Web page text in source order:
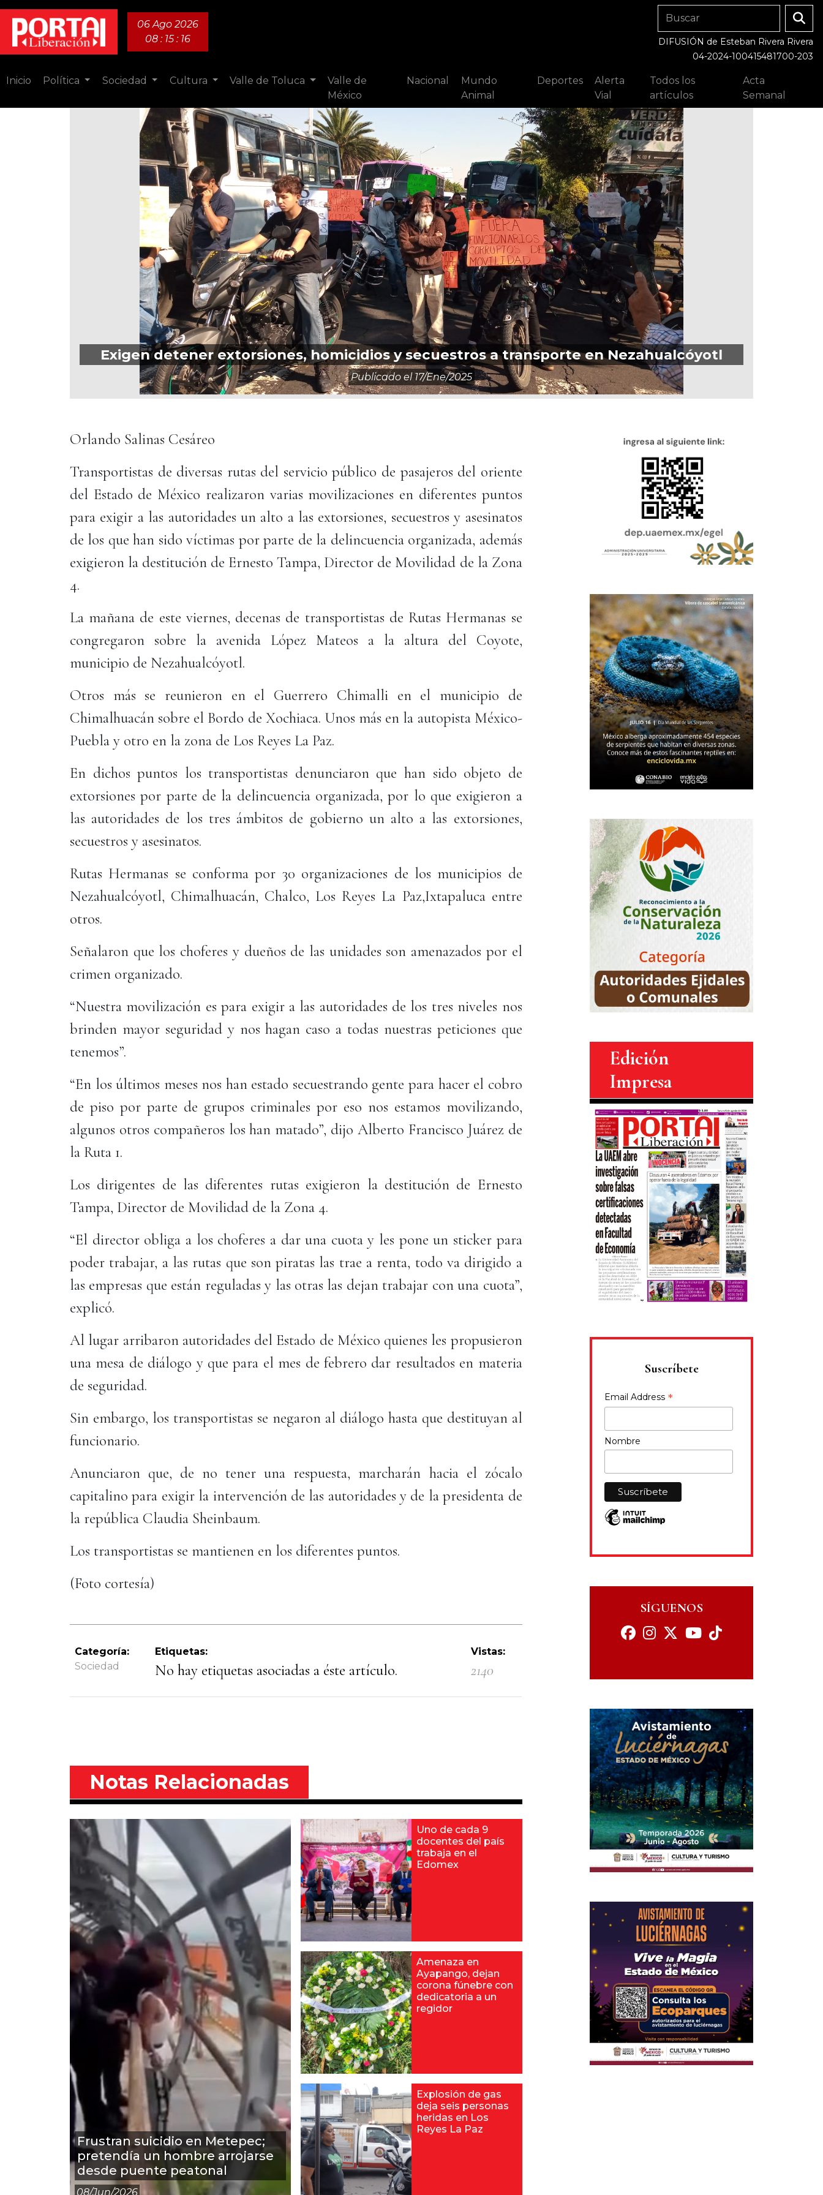
06 Ago 2026
08 : 15 : 17
DIFUSIÓN de Esteban Rivera Rivera
04-2024-100415481700-203
Inicio Política Sociedad Cultura Valle de Toluca
Valle de
México
Nacional
Mundo
Animal
Deportes
Alerta
Vial
Todos los
artículos
Acta
Semanal
Exigen detener extorsiones, homicidios y secuestros a transporte en Nezahualcóyotl
Publicado el17/ene/2025
Orlando Salinas Cesáreo
Transportistas de diversas rutas del servicio público de pasajeros del oriente
del Estado de México realizaron varias movilizaciones en diferentes puntos
para exigir a las autoridades un alto a las extorsiones, secuestros y asesinatos
de los que han sido víctimas por parte de la delincuencia organizada, además
exigieron la destitución de Ernesto Tampa, Director de Movilidad de la Zona
4.
La mañana de este viernes, decenas de transportistas de Rutas Hermanas se
congregaron sobre la avenida López Mateos a la altura del Coyote,
municipio de Nezahualcóyotl.
Otros más se reunieron en el Guerrero Chimalli en el municipio de
Chimalhuacán sobre el Bordo de Xochiaca. Unos más en la autopista México-
Puebla y otro en la zona de Los Reyes La Paz.
En dichos puntos los transportistas denunciaron que han sido objeto de
extorsiones por parte de la delincuencia organizada, por lo que exigieron a
las autoridades de los tres ámbitos de gobierno un alto a las extorsiones,
secuestros y asesinatos.
Rutas Hermanas se conforma por 30 organizaciones de los municipios de
Nezahualcóyotl, Chimalhuacán, Chalco, Los Reyes La Paz,Ixtapaluca entre
otros.
Señalaron que los choferes y dueños de las unidades son amenazados por el
crimen organizado.
“Nuestra movilización es para exigir a las autoridades de los tres niveles nos
brinden mayor seguridad y nos hagan caso a todas nuestras peticiones que
tenemos”.
“En los últimos meses nos han estado secuestrando gente para hacer el cobro
de piso por parte de grupos criminales por eso nos estamos movilizando,
algunos otros compañeros los han matado”, dijo Alberto Francisco Juárez de
la Ruta 1.
Los dirigentes de las diferentes rutas exigieron la destitución de Ernesto
Tampa, Director de Movilidad de la Zona 4.
“El director obliga a los choferes a dar una cuota y les pone un sticker para
poder trabajar, a las rutas que son piratas las trae a renta, todo va dirigido a
las empresas que están reguladas y las otras las dejan trabajar con una cuota”,
explicó.
Al lugar arribaron autoridades del Estado de México quienes les propusieron
una mesa de diálogo y que para el mes de febrero dar resultados en materia
de seguridad.
Sin embargo, los transportistas se negaron al diálogo hasta que destituyan al
funcionario.
Anunciaron que, de no tener una respuesta, marcharán hacia el zócalo
capitalino para exigir la intervención de las autoridades y de la presidenta de
la república Claudia Sheinbaum.
Los transportistas se mantienen en los diferentes puntos.
(Foto cortesía)
Categoría:
Sociedad
Etiquetas:
No hay etiquetas asociadas a éste artículo.
Vistas:
2140
Notas Relacionadas
Frustran suicidio en Metepec;
pretendía un hombre arrojarse
desde puente peatonal
08/jun/2026
Uno de cada 9
docentes del país
trabaja en el
Edomex
Amenaza en
Ayapango, dejan
corona fúnebre con
dedicatoria a un
regidor
Explosión de gas
deja seis personas
heridas en Los
Reyes La Paz
Edición
Impresa
Suscríbete
Email Address *
Nombre
SÍGUENOS